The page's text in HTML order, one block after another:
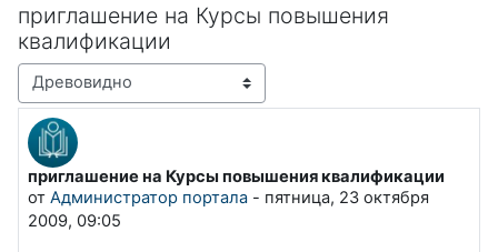
приглашение на Курсы повышения
квалификации
Режим отображения
приглашение на Курсы повышения квалификации
от Администратор портала - пятница, 23 октября
2009, 09:05
Количество ответов: 0